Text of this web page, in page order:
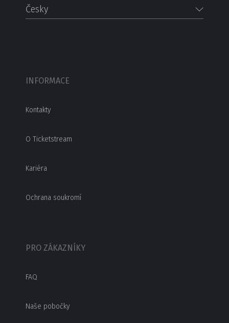
Česky
INFORMACE
Kontakty
O Ticketstream
Kariéra
Ochrana soukromí
PRO ZÁKAZNÍKY
FAQ
Naše pobočky